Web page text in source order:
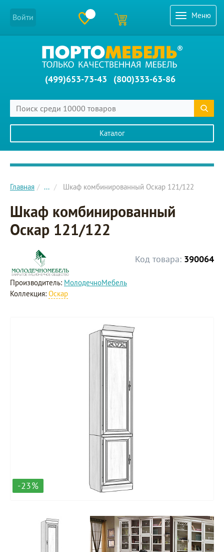
Меню
Войти
(499)653-73-43 (800)333-63-86
Каталог
Главное меню сайта
Главная ... Шкаф комбинированный Оскар 121/122
Шкаф комбинированный
Оскар 121/122
Код товара: 390064
Производитель: МолодечноМебель
Коллекция: Оскар
-23%